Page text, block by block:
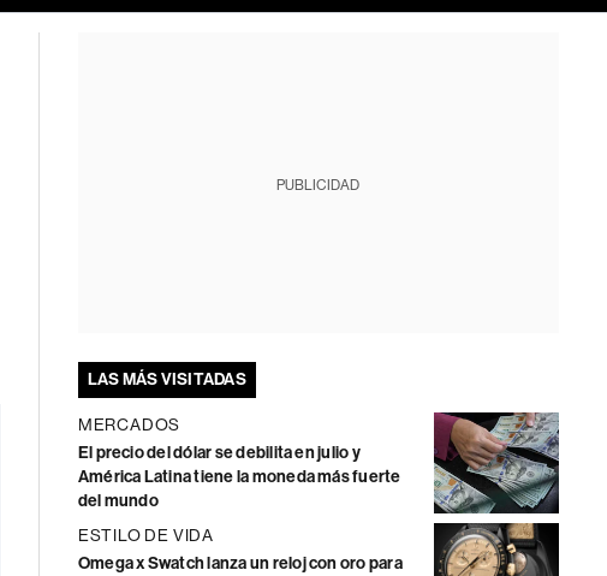
PUBLICIDAD
LAS MÁS VISITADAS
MERCADOS
El precio del dólar se debilita en julio y
América Latina tiene la moneda más fuerte
del mundo
ESTILO DE VIDA
Omega x Swatch lanza un reloj con oro para